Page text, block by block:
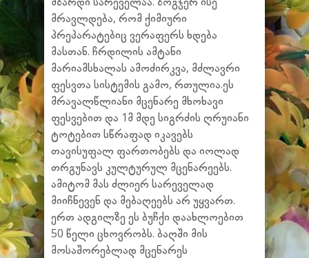
მრავლდება, რომ ქიმიური
პრეპარატებიც ვერაფერს ხდება
მასთან. ჩრდილის ამტანი
მარიამსხალას ამოძირკვა, მძლავრი
ფესვთა სისტემის გამო, რთულია.ეს
მრავალწლიანი მცენარე მხოხავი
ფესვებით და 1მ მდე სიგრძის ღრუიანი
ტოტებით სწრაფად იკავებს
თავისუფალ ფართობებს და იოლად
თრგუნავს კულტურულ მცენარეებს.
ამიტომ მას ძლიერ სარეველად
მიიჩნევენ და მებაღეებს არ უყვართ.
ერთ ადგილზე ეს ბუჩქი დაახლოებით
50 წელი ცხოვრობს. ბაღში მის
მოსაშორებლად მცენარეს